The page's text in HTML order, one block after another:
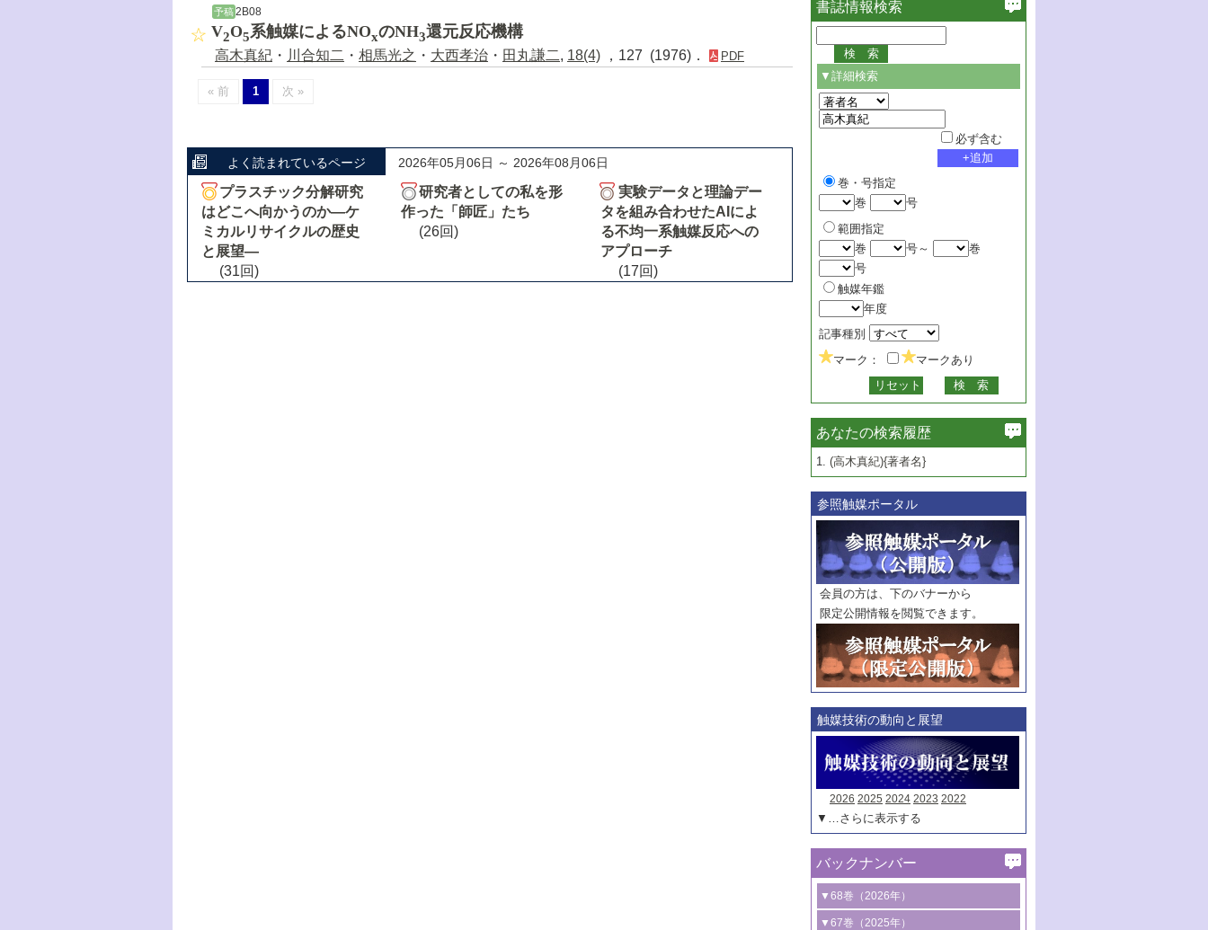
予稿 2B08
V2O5系触媒によるNOxのNH3還元反応機構
高木真紀 ・ 川合知二 ・ 相馬光之 ・ 大西孝治 ・ 田丸謙二, 18(4) ，127 (1976)． PDF
« 前 1 次 »
よく読まれているページ 2026年05月06日 ～ 2026年08月06日
プラスチック分解研究
はどこへ向かうのか―ケ
ミカルリサイクルの歴史
と展望―
(31回)
研究者としての私を形
作った「師匠」たち
(26回)
実験データと理論デー
タを組み合わせたAIによ
る不均一系触媒反応への
アプローチ
(17回)
書誌情報検索
▼詳細検索
必ず含む
巻・号指定
巻
号
範囲指定
巻
号～
巻
号
触媒年鑑
年度
記事種別
マーク：
マークあり
あなたの検索履歴
1. (高木真紀){著者名}
参照触媒ポータル
会員の方は、下のバナーから
限定公開情報を閲覧できます。
触媒技術の動向と展望
2026 2025 2024 2023 2022
▼…さらに表示する
バックナンバー
▼68巻（2026年）
1号 過酸化水素合成に関する研究動向
▼67巻（2025年）